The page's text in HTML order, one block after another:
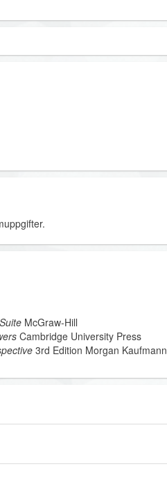
McGraw-Hill
Cambridge University Press
3rd Edition Morgan Kaufmann